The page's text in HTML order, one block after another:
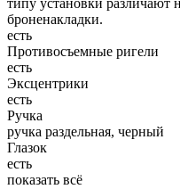
типу установки различают
броненакладки.
есть
Противосъемные ригели
есть
Эксцентрики
есть
Ручка
ручка раздельная, черный
Глазок
есть
показать всё